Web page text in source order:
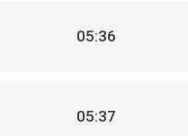
05:36
05:37